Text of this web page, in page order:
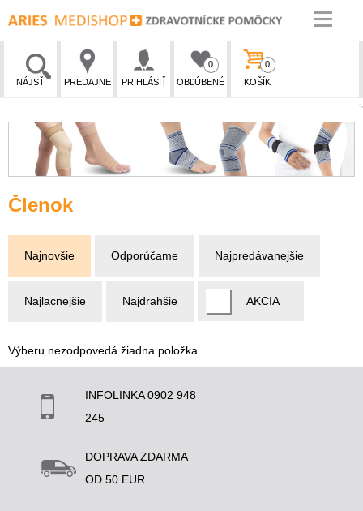
NÁJSŤ PREDAJNE PRIHLÁSIŤ OBĽÚBENÉ
0
KOŠÍK
0
Členok
Najnovšie Odporúčame Najpredávanejšie
Najlacnejšie Najdrahšie AKCIA
Výberu nezodpovedá žiadna položka.
INFOLINKA 0902 948
245
DOPRAVA ZDARMA
OD 50 EUR